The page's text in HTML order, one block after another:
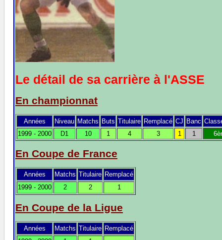
Le détail de sa carrière à l'ASSE
En championnat
Années Niveau Matchs Buts Titulaire Remplacé CJ Banc
1999 - 2000
D1 10 1 4 3 1 1
En Coupe de France
Années Matchs Titulaire Remplacé
1999 - 2000
2 2 1
En Coupe de la Ligue
Années Matchs Titulaire Remplacé